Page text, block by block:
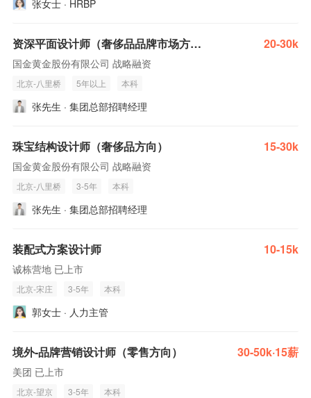
张女士 · HRBP
资深平面设计师（奢侈品品牌市场方向） 20-30k
国金黄金股份有限公司 战略融资
北京-八里桥 5年以上 本科
张先生 · 集团总部招聘经理
珠宝结构设计师（奢侈品方向） 15-30k
国金黄金股份有限公司 战略融资
北京-八里桥 3-5年 本科
张先生 · 集团总部招聘经理
装配式方案设计师 10-15k
诚栋营地 已上市
北京-宋庄 3-5年 本科
郭女士 · 人力主管
境外-品牌营销设计师（零售方向） 30-50k·15薪
美团 已上市
北京-望京 3-5年 本科